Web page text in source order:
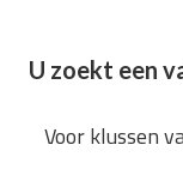
U zoekt een
Voor klussen